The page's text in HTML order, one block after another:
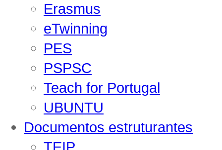
Erasmus
eTwinning
PES
PSPSC
Teach for Portugal
UBUNTU
Documentos estruturantes